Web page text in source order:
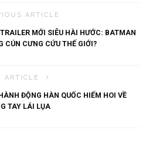
ARTICLE
MỚI SIÊU HÀI HƯỚC: BATMAN
CÚN CƯNG CỨU THẾ GIỚI?
ARTICLE
ĐỘNG HÀN QUỐC HIẾM HOI VỀ
TAY LÁI LỤA